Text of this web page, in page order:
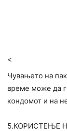
<
Чувањето на
време може да
кондомот и на
5.КОРИСТЕЊЕ